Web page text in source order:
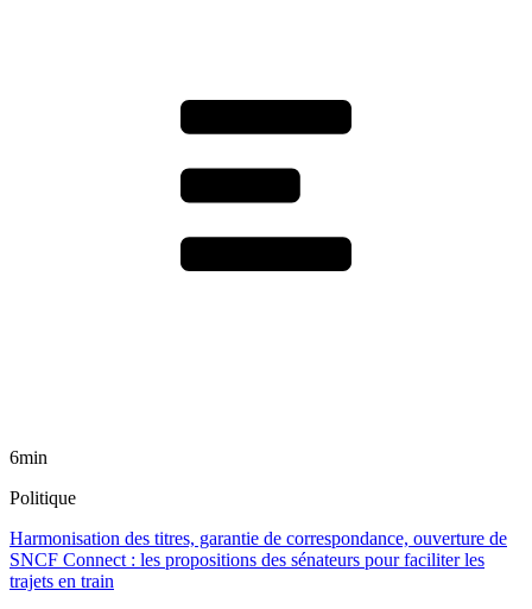
6min
Politique
Harmonisation des titres, garantie de correspondance, ouverture de
SNCF Connect : les propositions des sénateurs pour faciliter les
trajets en train